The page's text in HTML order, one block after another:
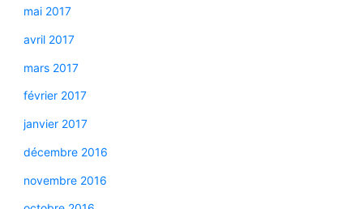
mai 2017
avril 2017
mars 2017
février 2017
janvier 2017
décembre 2016
novembre 2016